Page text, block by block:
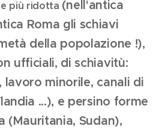
più ridotta (nell'antica
Roma gli schiavi
della popolazione !),
ufficiali, di schiavitù:
minorile, canali di
...), e persino forme
(Mauritania, Sudan),